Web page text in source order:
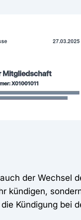
der Wechsel
kündigen,
Kündigung bei